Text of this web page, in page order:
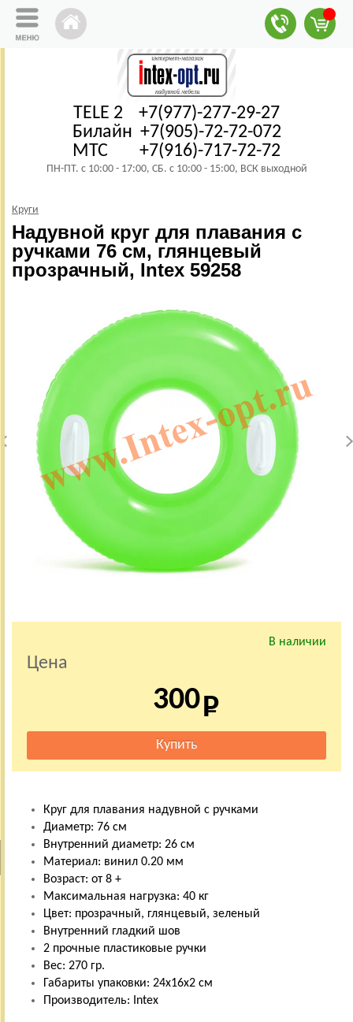
TELE 2 +7(977)-277-29-27
Билайн +7(905)-72-72-072
МТС +7(916)-717-72-72
ПН-ПТ. с 10:00 - 17:00, СБ. с 10:00 - 15:00, ВСК выходной
Круги
Надувной круг для плавания с
ручками 76 см, глянцевый
прозрачный, Intex 59258
В наличии
Цена
300
Круг для плавания надувной с ручками
Диаметр: 76 см
Внутренний диаметр: 26 см
Материал: винил 0.20 мм
Возраст: от 8 +
Максимальная нагрузка: 40 кг
Цвет: прозрачный, глянцевый, зеленый
Внутренний гладкий шов
2 прочные пластиковые ручки
Вес: 270 гр.
Габариты упаковки: 24х16х2 см
Производитель: Intex